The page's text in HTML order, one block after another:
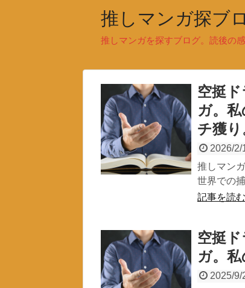
推しマンガ探ブロ
推しマンガを探すブログ。読後の
空挺
ガ。
チ獲り
2026/2/
推しマン
世界での
記事を読む
空挺
ガ。
2025/9/